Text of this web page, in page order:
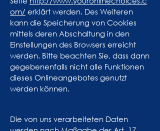
om/ erklärt werden. Des Weiteren
kann die Speicherung von Cookies
mittels deren Abschaltung in den
Einstellungen des Browsers erreicht
werden. Bitte beachten Sie, dass dann
gegebenenfalls nicht alle Funktionen
dieses Onlineangebotes genutzt
werden können.
Die von uns verarbeiteten Daten